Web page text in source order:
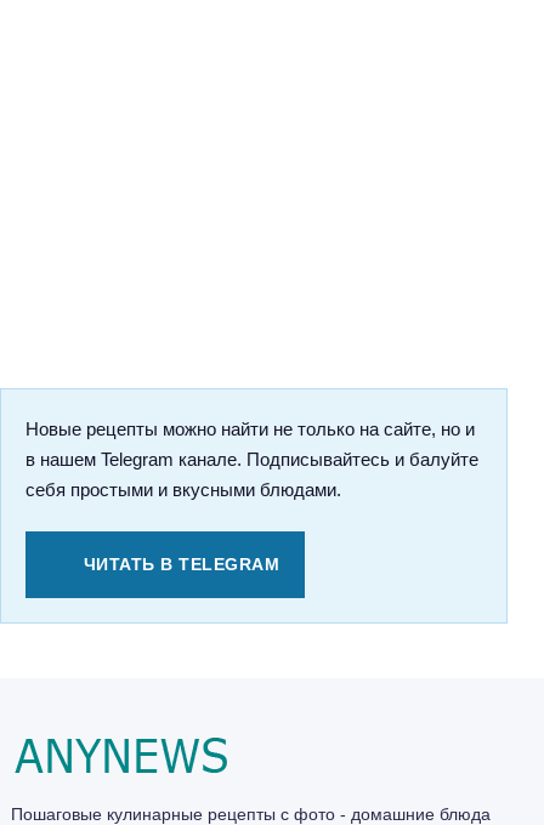
Новые рецепты можно найти не только на сайте, но и
в нашем Telegram канале. Подписывайтесь и балуйте
себя простыми и вкусными блюдами.
ЧИТАТЬ В TELEGRAM
Пошаговые кулинарные рецепты с фото - домашние блюда